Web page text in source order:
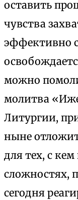
оставить
чувства
эффективно
можно
молитва
Литургии,
ныне
для тех, с
сложностях,
сегодня